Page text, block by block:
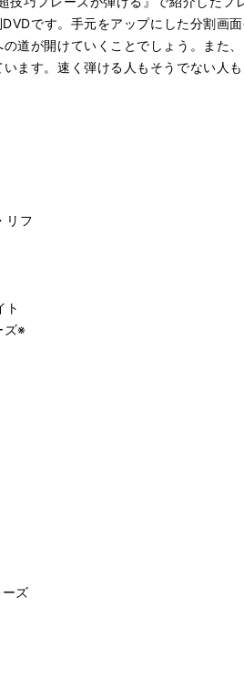
です。手元をアップにした分割画
道が開けていくことでしょう。また
ます。速く弾ける人もそうでない人
リフ
ト
ズ※
ズ